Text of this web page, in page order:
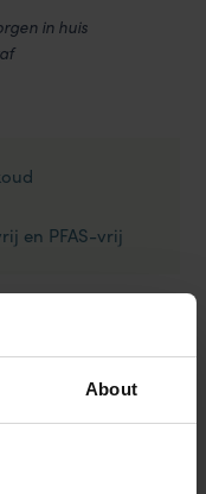
About
in huis
en PFAS-vrij